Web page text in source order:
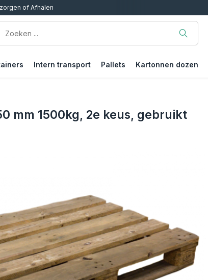
of Afhalen
Intern transport Pallets Kartonnen dozen
mm 1500kg, 2e keus, gebruikt